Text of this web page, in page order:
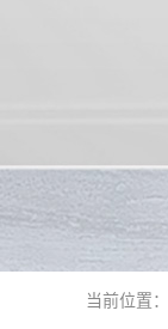
当前位置：